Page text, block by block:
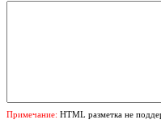
Примечание: HTML разметка не